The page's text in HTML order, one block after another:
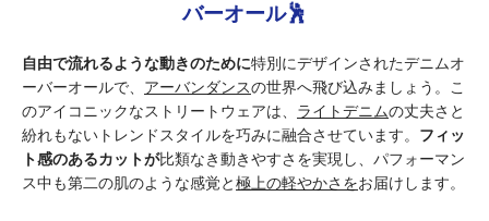
バーオール🕺
自由で流れるような動きのために特別にデザインされたデニムオ
ーバーオールで、 アーバンダンスの世界へ飛び込みましょう。こ
のアイコニックなストリートウェアは、 ライトデニムの丈夫さと
紛れもないトレンドスタイルを巧みに融合させています。 フィッ
ト感のあるカットが比類なき動きやすさを実現し
、パフォーマン
ス中も第二の肌のような感覚と極上の軽やかさをお届けします。